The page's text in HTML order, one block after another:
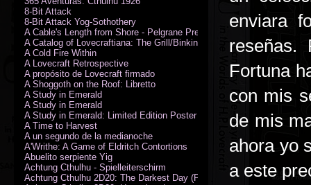
enviara
reseñas.
Fortuna
con mis
de mis
ahora yo
a este
8-Bit Attack
8-Bit Attack Yog-Sothothery
A Cable's Length from Shore - Pelgrane Press' FreeRPG 2018 (PDF)
A Catalog of Lovecraftiana: The Grill/Binkin Collection
A Cold Fire Within
A Lovecraft Retrospective
A propósito de Lovecraft firmado
A Shoggoth on the Roof: Libretto
A Study in Emerald
A Study in Emerald
A Study in Emerald: Limited Edition Poster (Neil Gaiman)
A Time to Harvest
A un segundo de la medianoche
A'Writhe: A Game of Eldritch Contortions
Abuelito serpiente Yig
Achtung Cthulhu - Spielleiterschirm
Achtung Cthulhu 2D20: The Darkest Day (PDF)